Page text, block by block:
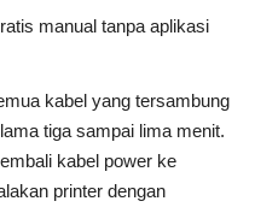
manual tanpa aplikasi
kabel yang tersambung
tiga sampai lima menit.
kabel power ke
printer dengan